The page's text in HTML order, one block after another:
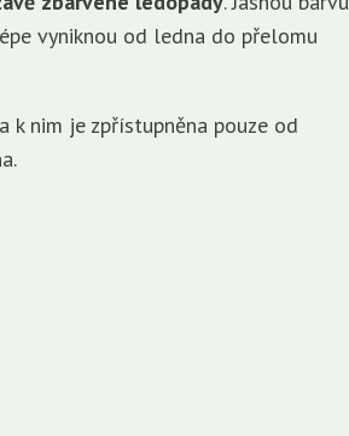
vyniknou od ledna do přelomu
k nim je zpřístupněna pouze od